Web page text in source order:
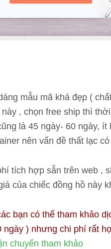
mẫu mã khá đẹp (
, chọn free ship thì
là 45 ngày- 60 ngày,
nên vấn đề thất lạc
tích hợp sẵn trên web ,
của chiếc đồng hồ này
bạn có thể tham khảo
ngày ) nhưng chi phí rất
chuyển tham khảo